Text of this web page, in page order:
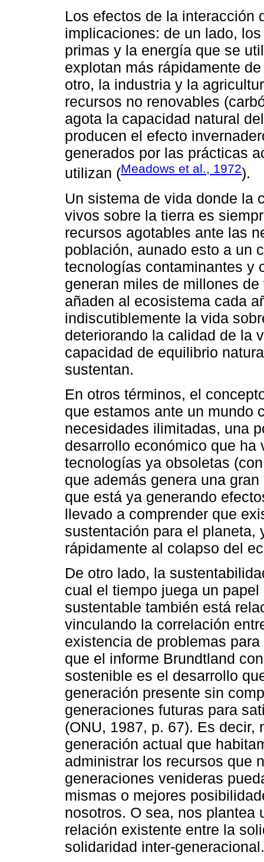
Los efectos de la interacción
implicaciones: de un lado,
primas y la energía que se
explotan más rápidamente
otro, la industria y la
recursos no renovables
agota la capacidad natural
producen el efecto
generados por las prácticas
utilizan (Meadows et al., 1972).
Un sistema de vida donde la
vivos sobre la tierra es
recursos agotables ante las
población, aunado esto a un
tecnologías contaminantes y
generan miles de millones
añaden al ecosistema cada
indiscutiblemente la vida
deteriorando la calidad de la
capacidad de equilibrio
sustentan.
En otros términos, el
que estamos ante un mundo
necesidades ilimitadas, una
desarrollo económico que
tecnologías ya obsoletas
que además genera una
que está ya generando
llevado a comprender que
sustentación para el planeta,
rápidamente al colapso del
De otro lado, la
cual el tiempo juega un
sustentable también está
vinculando la correlación
existencia de problemas
que el informe Brundtland
sostenible es el desarrollo
generación presente sin
generaciones futuras para
(ONU, 1987, p. 67). Es
generación actual que
administrar los recursos que
generaciones venideras
mismas o mejores
nosotros. O sea, nos plantea
relación existente entre la
solidaridad inter-generacional.